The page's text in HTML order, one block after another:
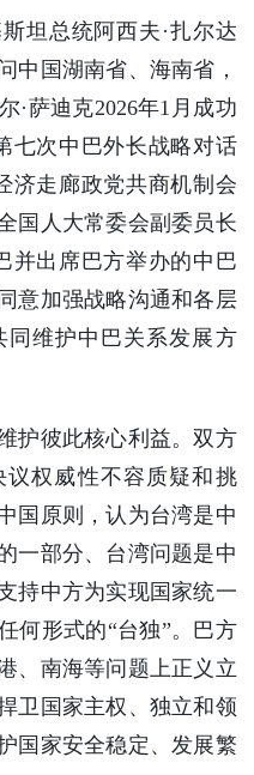
坦总统阿西夫·扎尔达
中国湖南省、海南省，
·萨迪克2026年1月成功
七次中巴外长战略对话
济走廊政党共商机制会
国人大常委会副委员长
并出席巴方举办的中巴
意加强战略沟通和各层
维护中巴关系发展方
护彼此核心利益。双方
议权威性不容质疑和挑
国原则，认为台湾是中
一部分、台湾问题是中
持中方为实现国家统一
何形式的“台独”。巴方
、南海等问题上正义立
卫国家主权、独立和领
国家安全稳定、发展繁